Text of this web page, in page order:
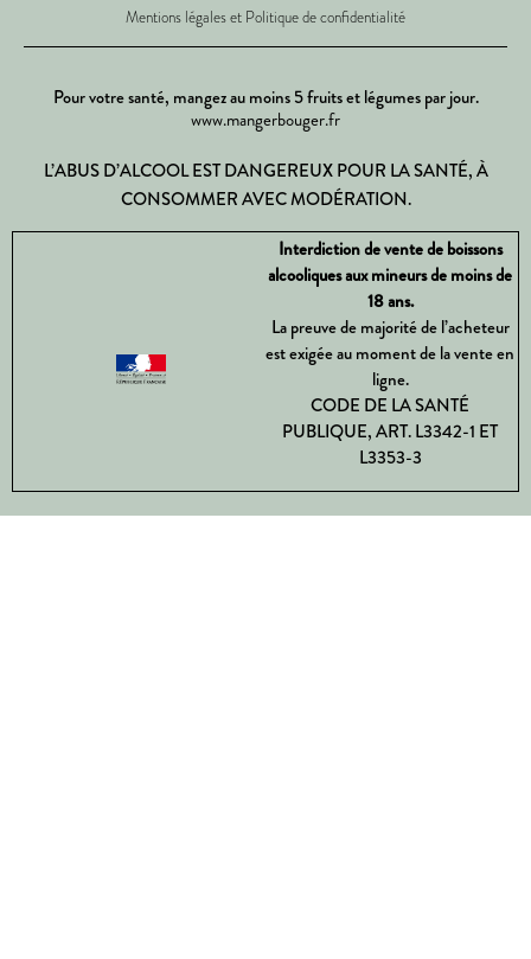
Mentions légales et Politique de confidentialité
Pour votre santé, mangez au moins 5 fruits et légumes par jour.
www.mangerbouger.fr
L’ABUS D’ALCOOL EST DANGEREUX POUR LA SANTÉ, À
CONSOMMER AVEC MODÉRATION.
Interdiction de vente de boissons
alcooliques aux mineurs de moins de
18 ans.
La preuve de majorité de l’acheteur
est exigée au moment de la vente en
ligne.
CODE DE LA SANTÉ
PUBLIQUE, ART. L3342-1 ET
L3353-3